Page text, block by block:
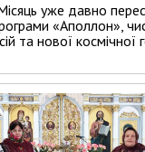
уже давно
«Аполлон»,
та нової космічної